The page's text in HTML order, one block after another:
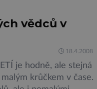
vědců v
18.4.2008
je hodně, ale stejná
krůčkem v čase.